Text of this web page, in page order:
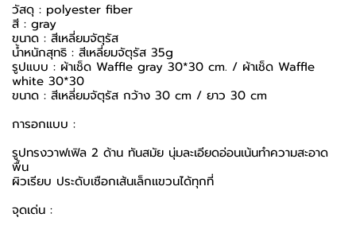
วัสดุ : polyester fiber
สี : gray
ขนาด : สีเหลี่ยมจัตุรัส
น้ำหนักสุทธิ : สีเหลี่ยมจัตุรัส 35g
รูปแบบ : ผ้าเช็ด Waffle gray 30*30 cm. / ผ้าเช็ด Waffle
white 30*30
ขนาด : สีเหลี่ยมจัตุรัส กว้าง 30 cm / ยาว 30 cm
การอกแบบ :
รูปทรงวาฟเฟิล 2 ด้าน ทันสมัย นุ่มละเอียดอ่อนเน้นทำความสะอาด
พื้น
ผิวเรียบ ประดับเชือกเส้นเล็กเเขวนได้ทุกที่
จุดเด่น :